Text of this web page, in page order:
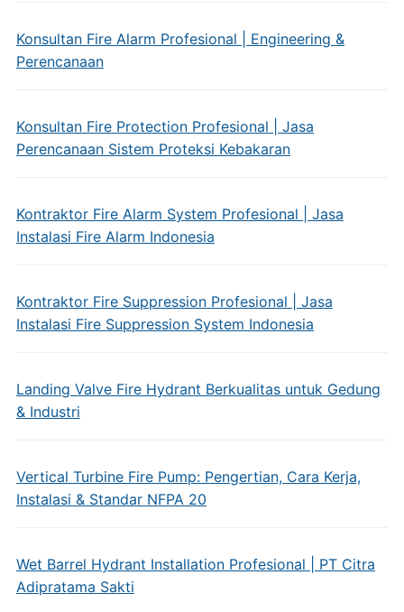
Konsultan Fire Alarm Profesional | Engineering &
Perencanaan
Konsultan Fire Protection Profesional | Jasa
Perencanaan Sistem Proteksi Kebakaran
Kontraktor Fire Alarm System Profesional | Jasa
Instalasi Fire Alarm Indonesia
Kontraktor Fire Suppression Profesional | Jasa
Instalasi Fire Suppression System Indonesia
Landing Valve Fire Hydrant Berkualitas untuk Gedung
& Industri
Vertical Turbine Fire Pump: Pengertian, Cara Kerja,
Instalasi & Standar NFPA 20
Wet Barrel Hydrant Installation Profesional | PT Citra
Adipratama Sakti